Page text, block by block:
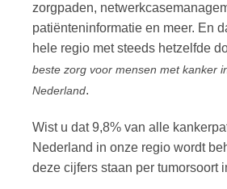
zorgpaden,
patiënteninformatie en meer. En
hele regio met steeds hetzelfde
beste zorg voor mensen met kanker
Nederland.
Wist u dat 9,8% van alle
Nederland in onze regio wordt
deze cijfers staan per tumorsoort